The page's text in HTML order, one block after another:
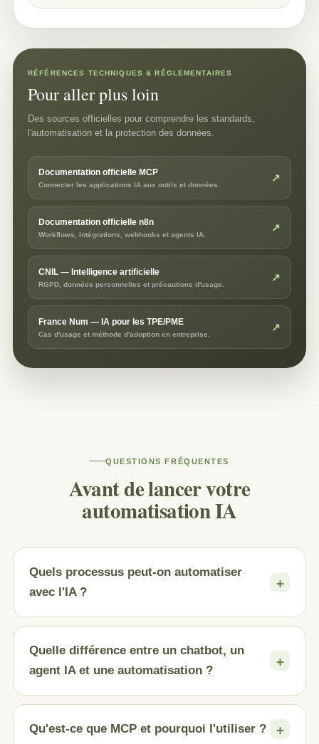
RÉFÉRENCES TECHNIQUES & RÉGLEMENTAIRES
Pour aller plus loin
Des sources officielles pour comprendre les standards,
l'automatisation et la protection des données.
Documentation officielle MCP
Connecter les applications IA aux outils et données.
↗
Documentation officielle n8n
Workflows, intégrations, webhooks et agents IA.
↗
CNIL — Intelligence artificielle
RGPD, données personnelles et précautions d'usage.
↗
France Num — IA pour les TPE/PME
Cas d'usage et méthode d'adoption en entreprise.
↗
QUESTIONS FRÉQUENTES
Avant de lancer votre
automatisation IA
Quels processus peut-on automatiser
avec l'IA ?
Quelle différence entre un chatbot, un
agent IA et une automatisation ?
Qu'est-ce que MCP et pourquoi l'utiliser ?